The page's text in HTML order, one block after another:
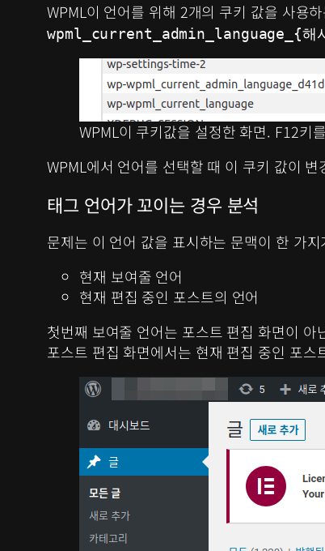
WPML이 언어를 위해 2개의 쿠키 값을 사용
wpml_current_admin_language_{해
WPML이 쿠키값을 설정한 화면. F12키
WPML에서 언어를 선택할 때 이 쿠키 값이
태그 언어가 꼬이는 경우 분석
문제는 이 언어 값을 표시하는 문맥이 한 가
현재 보여줄 언어
현재 편집 중인 포스트의 언어
첫번째 보여줄 언어는 포스트 편집 화면이
포스트 편집 화면에서는 현재 편집 중인 포스